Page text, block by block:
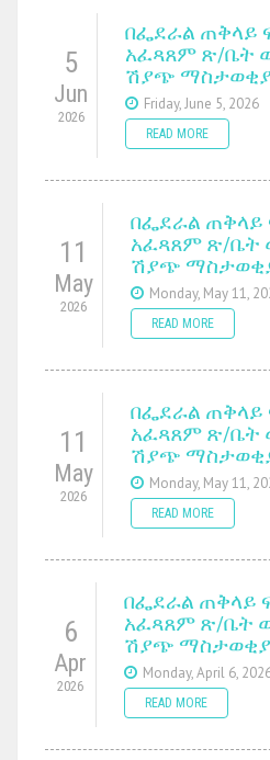
5
Jun
2026
በፌደራል ጠቅላይ
አፈጻጸም ጽ/ቤት
ሽያጭ
Friday, June 5, 2026
READ MORE
11
May
2026
በፌደራል ጠቅላይ
አፈጻጸም ጽ/ቤት
ሽያጭ
Monday, May 11,
READ MORE
11
May
2026
በፌደራል ጠቅላይ
አፈጻጸም ጽ/ቤት
ሽያጭ
Monday, May 11,
READ MORE
6
Apr
2026
በፌደራል ጠቅላይ
አፈጻጸም ጽ/ቤት
ሽያጭ ማስታወቂያ
Monday, April 6,
READ MORE